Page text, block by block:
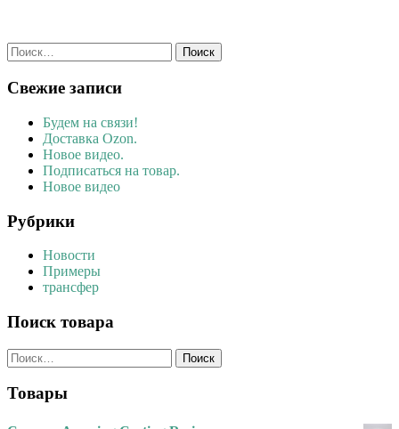
Найти:
Свежие записи
Будем на связи!
Доставка Ozon.
Новое видео.
Подписаться на товар.
Новое видео
Рубрики
Новости
Примеры
трансфер
Поиск товара
Найти:
Товары